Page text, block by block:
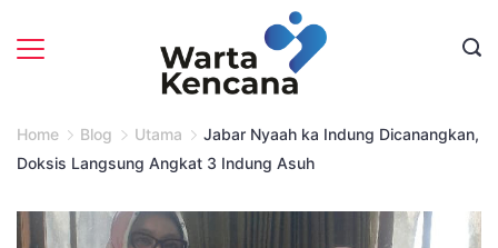
to
Home Blog Utama
Jabar Nyaah ka Indung Dicanangkan,
Doksis Langsung Angkat 3 Indung Asuh